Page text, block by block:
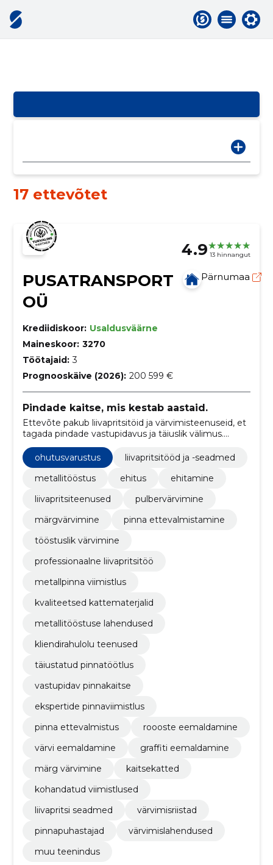
17 ettevõtet
4.9 13 hinnangut
PUSATRANSPORT
OÜ
Pärnumaa
Krediidiskoor: Usaldusväärne
Maineskoor: 3270
Töötajaid: 3
Prognooskäive (2026): 200 599 €
Pindade kaitse, mis kestab aastaid.
Ettevõte pakub liivapritsitöid ja värvimisteenuseid, et
tagada pindade vastupidavus ja täiuslik välimus.
Ühendame tipptasemel tehnoloogia ja kogemuse, et
saavutada parim tulemus.
ohutusvarustus
liivapritsitööd ja -seadmed
metallitööstus
ehitus
ehitamine
liivapritsiteenused
pulbervärvimine
märgvärvimine
pinna ettevalmistamine
tööstuslik värvimine
professionaalne liivapritsitöö
metallpinna viimistlus
kvaliteetsed kattematerjalid
metallitööstuse lahendused
kliendirahulolu teenused
täiustatud pinnatöötlus
vastupidav pinnakaitse
ekspertide pinnaviimistlus
pinna ettevalmistus
roooste eemaldamine
värvi eemaldamine
graffiti eemaldamine
märg värvimine
kaitsekatted
kohandatud viimistlused
liivapritsi seadmed
värvimisriistad
pinnapuhastajad
värvimislahendused
muu teenindus